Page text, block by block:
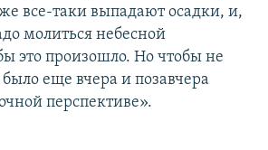
все-таки выпадают осадки, и,
молиться небесной
это произошло. Но чтобы не
еще вчера и позавчера
перспективе».